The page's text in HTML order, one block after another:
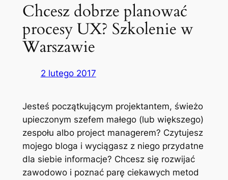
Chcesz dobrze planować
procesy UX? Szkolenie w
Warszawie
2 lutego 2017
Jesteś początkującym projektantem, świeżo
upieczonym szefem małego (lub większego)
zespołu albo project managerem? Czytujesz
mojego bloga i wyciągasz z niego przydatne
dla siebie informacje? Chcesz się rozwijać
zawodowo i poznać parę ciekawych metod